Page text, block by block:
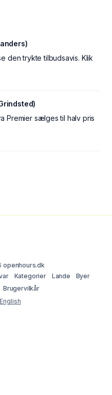
den trykte tilbudsavis. Klik
Premier sælges til halv pris
openhours.dk
Kategorier Lande
Byer
Brugervilkår
English